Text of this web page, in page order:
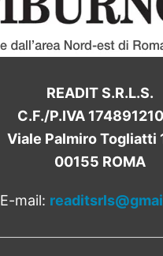
READIT S.R.L.S.
C.F./P.IVA
Viale Palmiro Togliatti
00155 ROMA
E-mail: